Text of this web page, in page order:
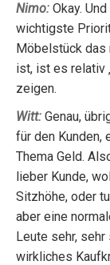
Nimo: Okay.
wichtigste
Möbelstück das
ist, ist es relativ
zeigen.
Witt: Genau,
für den Kunden,
Thema Geld.
lieber Kunde,
Sitzhöhe, oder
aber eine
Leute sehr,
wirkliches